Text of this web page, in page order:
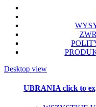
Desktop view
UBRANIAclick to